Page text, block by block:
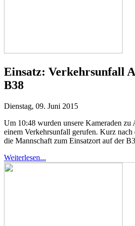
Einsatz: Verkehrsunfall
B38
Dienstag, 09. Juni 2015
Um 10:48 wurden unsere Kameraden zu
einem Verkehrsunfall gerufen. Kurz nach
die Mannschaft zum Einsatzort auf der
Weiterlesen...